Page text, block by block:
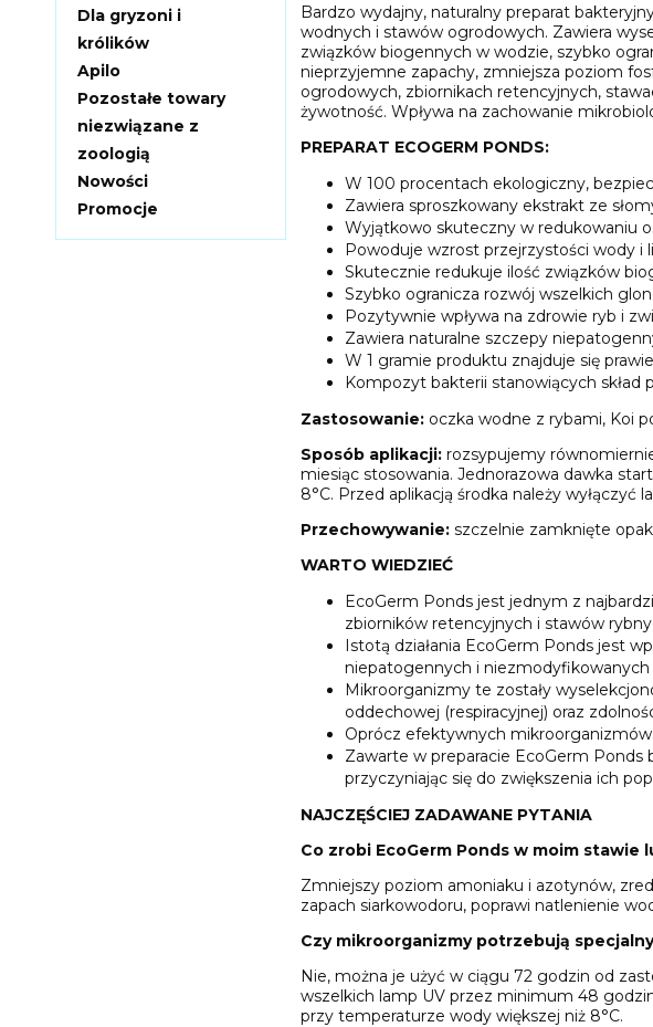
Dla gryzoni i
królików
Apilo
Pozostałe towary
niezwiązane z
zoologią
Nowości
Promocje
Bardzo wydajny, naturalny preparat
wodnych i stawów ogrodowych. Zawiera
związków biogennych w wodzie, szybko
nieprzyjemne zapachy, zmniejsza poziom
ogrodowych, zbiornikach retencyjnych,
żywotność. Wpływa na zachowanie
PREPARAT ECOGERM PONDS:
W 100 procentach ekologiczny,
Zawiera sproszkowany ekstrakt ze
Wyjątkowo skuteczny w redukowaniu
Powoduje wzrost przejrzystości wody i
Skutecznie redukuje ilość związków
Szybko ogranicza rozwój wszelkich
Pozytywnie wpływa na zdrowie ryb i
Zawiera naturalne szczepy
W 1 gramie produktu znajduje się
Kompozyt bakterii stanowiących skład
Zastosowanie:oczka wodne z rybami, Koi
Sposób aplikacji:rozsypujemy
miesiąc stosowania. Jednorazowa dawka
8°C. Przed aplikacją środka należy wyłączyć
Przechowywanie:szczelnie zamknięte
WARTO WIEDZIEĆ
EcoGerm Ponds jest jednym z
zbiorników retencyjnych i stawów
Istotą działania EcoGerm Ponds jest
niepatogennych i
Mikroorganizmy te zostały
oddechowej (respiracyjnej) oraz
Oprócz efektywnych
Zawarte w preparacie EcoGerm
przyczyniając się do zwiększenia ich
NAJCZĘŚCIEJ ZADAWANE PYTANIA
Co zrobi EcoGerm Ponds w moim stawie
Zmniejszy poziom amoniaku i azotynów,
zapach siarkowodoru, poprawi natlenienie
Czy mikroorganizmy potrzebują
Nie, można je użyć w ciągu 72 godzin od
wszelkich lamp UV przez minimum 48 godzin
przy temperaturze wody większej niż 8°C.